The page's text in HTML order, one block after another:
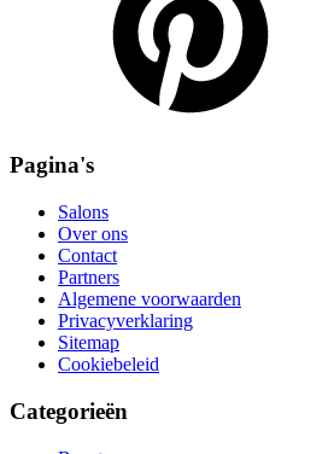
Pagina's
Salons
Over ons
Contact
Partners
Algemene voorwaarden
Privacyverklaring
Sitemap
Cookiebeleid
Categorieën